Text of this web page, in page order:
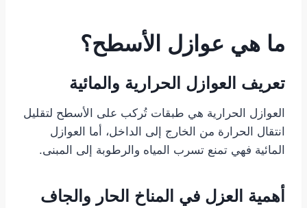
ما هي عوازل الأسطح؟
تعريف العوازل الحرارية والمائية
العوازل الحرارية هي طبقات تُركب على الأسطح لتقليل
انتقال الحرارة من الخارج إلى الداخل، أما العوازل
المائية فهي تمنع تسرب المياه والرطوبة إلى المبنى.
أهمية العزل في المناخ الحار والجاف